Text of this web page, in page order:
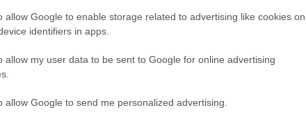
allow Google to enable storage related to advertising like cookies on
identifiers in apps.
allow my user data to be sent to Google for online advertising
allow Google to send me personalized advertising.
colleagues. They were in the prime
them as they exited an event at the